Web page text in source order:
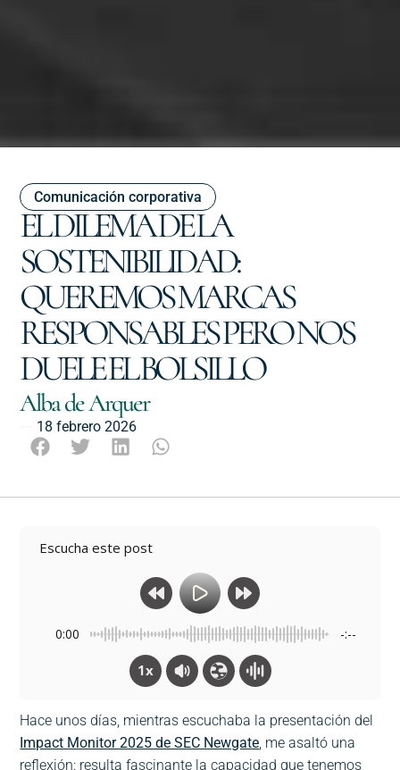
EL DILEMA DE LA
SOSTENIBILIDAD:
QUEREMOS MARCAS
RESPONSABLES PERO NOS
DUELE EL BOLSILLO
Comunicación corporativa
Alba de Arquer
18 febrero 2026
Escucha este post
0:00 -:--
1x
Hace unos días, mientras escuchaba la presentación del
Impact Monitor 2025 de SEC Newgate, me asaltó una
reflexión: resulta fascinante la capacidad que tenemos